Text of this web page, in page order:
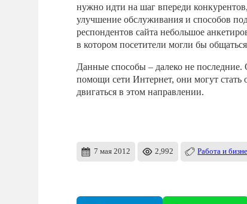
нужно идти на шаг впереди
улучшение обслуживания и способов
респондентов сайта небольшое
в котором посетители могли бы
Данные способы – далеко не
помощи сети Интернет, они могут стать
двигаться в этом направлении.
7 мая 2012 2,992 Работа и